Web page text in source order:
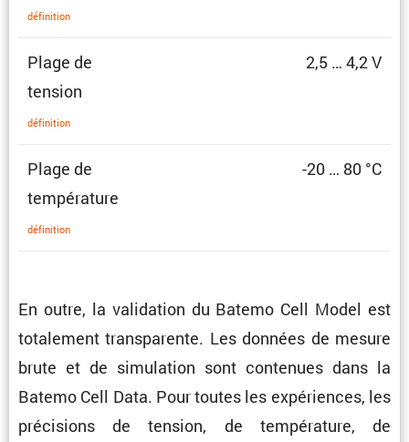
défini­tion
Plage de
tension
défini­tion
2,5 … 4,2 V
Plage de
température
défini­tion
-20 … 80 °C
En outre, la valida­tion du Batemo Cell Model est
totale­ment trans­pa­rente. Les données de mesure
brute et de simula­tion sont conte­nues dans la
Batemo Cell Data. Pour toutes les expériences, les
préci­sions de tension, de tempé­ra­ture, de